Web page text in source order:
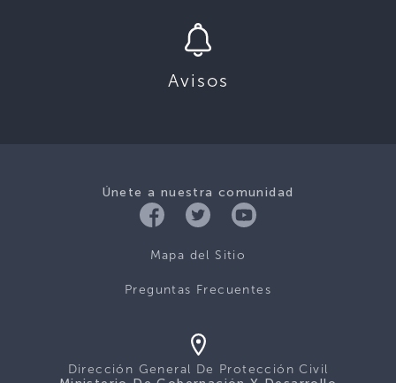
Avisos
Únete a nuestra comunidad
Mapa del Sitio
Preguntas Frecuentes
Dirección General De Protección Civil